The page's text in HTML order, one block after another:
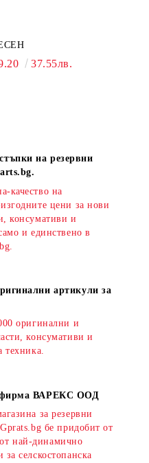
37.55лв.
на резервни
качество на
цени за нови
консумативи и
и единствено в
артикули за
оригинални и
консумативи и
техника.
фирма ВАРЕКС ООД
за резервни
бе придобит от
най-динамично
селскостопанска